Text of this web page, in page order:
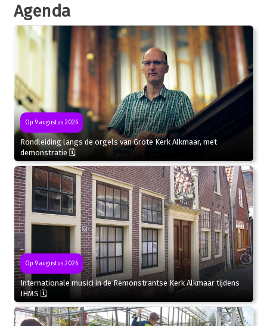
Agenda
Op 9 augustus 2026
Rondleiding langs de orgels van Grote Kerk Alkmaar, met
demonstratie 🗓
Op 9 augustus 2026
Internationale musici in de Remonstrantse Kerk Alkmaar tijdens
IHMS 🗓